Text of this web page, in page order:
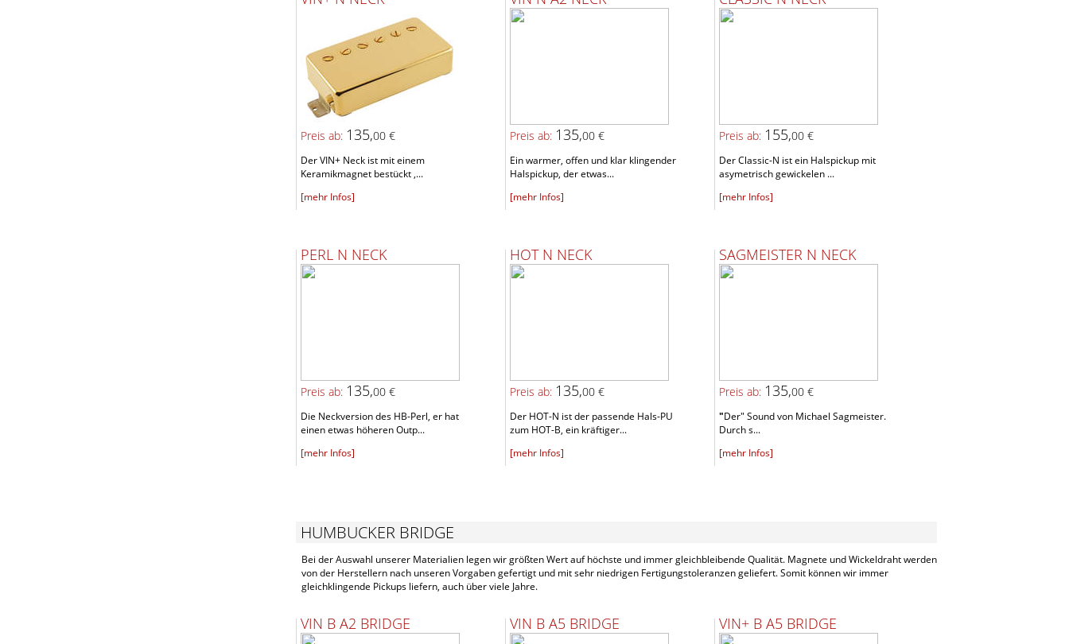
Preis ab: 135,00 €
Der VIN+ Neck ist mit einem
Keramikmagnet bestückt ,...
[mehr Infos]
Preis ab: 135,00 €
Ein warmer, offen und klar klingender
Halspickup, der etwas...
[mehr Infos]
Preis ab: 155,00 €
Der Classic-N ist ein Halspickup mit
asymetrisch gewickelen ...
[mehr Infos]
PERL N NECK
Preis ab: 135,00 €
Die Neckversion des HB-Perl, er hat
einen etwas höheren Outp...
[mehr Infos]
HOT N NECK
Preis ab: 135,00 €
Der HOT-N ist der passende Hals-PU
zum HOT-B, ein kräftiger...
[mehr Infos]
SAGMEISTER N NECK
Preis ab: 135,00 €
"Der" Sound von Michael Sagmeister.
Durch s...
[mehr Infos]
HUMBUCKER BRIDGE
Bei der Auswahl unserer Materialien legen wir größten Wert auf höchste und immer gleichbleibende Qualität. Magnete und Wickeldraht werden
von der Herstellern nach unseren Vorgaben gefertigt und mit sehr niedrigen Fertigungstoleranzen geliefert. Somit können wir immer
gleichklingende Pickups liefern, auch über viele Jahre.
VIN B A2 BRIDGE VIN B A5 BRIDGE VIN+ B A5 BRIDGE